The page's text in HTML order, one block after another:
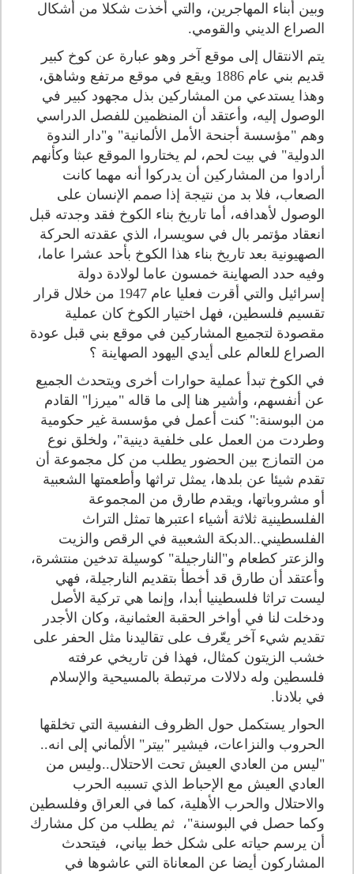
وبين أبناء المهاجرين، والتي أخذت شكلا من أشكال
الصراع الديني والقومي.
يتم الانتقال إلى موقع آخر وهو عبارة عن كوخ كبير
قديم بني عام 1886 ويقع في موقع مرتفع وشاهق،
وهذا يستدعي من المشاركين بذل مجهود كبير في
الوصول إليه، وأعتقد أن المنظمين للفصل الدراسي
وهم "مؤسسة أجنحة الأمل الألمانية" و"دار الندوة
الدولية" في بيت لحم، لم يختاروا الموقع عبثا وكأنهم
أرادوا من المشاركين أن يدركوا أنه مهما كانت
الصعاب، فلا بد من نتيجة إذا صمم الإنسان على
الوصول لأهدافه، أما تاريخ بناء الكوخ فقد وجدته قبل
انعقاد مؤتمر بال في سويسرا، الذي عقدته الحركة
الصهيونية بعد تاريخ بناء هذا الكوخ بأحد عشرا عاما،
وفيه حدد الصهاينة خمسون عاما لولادة دولة
إسرائيل والتي أقرت فعليا عام 1947 من خلال قرار
تقسيم فلسطين، فهل اختيار الكوخ كان عملية
مقصودة لتجميع المشاركين في موقع بني قبل عودة
الصراع للعالم على أيدي اليهود الصهاينة ؟
في الكوخ تبدأ عملية حوارات أخرى ويتحدث الجميع
عن أنفسهم، وأشير هنا إلى ما قاله "ميرزا" القادم
من البوسنة:" كنت أعمل في مؤسسة غير حكومية
وطردت من العمل على خلفية دينية"، ولخلق نوع
من التمازج بين الحضور يطلب من كل مجموعة أن
تقدم شيئا عن بلدها، يمثل تراثها وأطعمتها الشعبية
أو مشروباتها، ويقدم طارق من المجموعة
الفلسطينية ثلاثة أشياء اعتبرها تمثل التراث
الفلسطيني..الدبكة الشعبية في الرقص والزيت
والزعتر كطعام و"النارجيلة" كوسيلة تدخين منتشرة،
وأعتقد أن طارق قد أخطأ بتقديم النارجيلة، فهي
ليست تراثا فلسطينيا أبدا، وإنما هي تركية الأصل
ودخلت لنا في أواخر الحقبة العثمانية، وكان الأجدر
تقديم شيء آخر يعّرف على تقاليدنا مثل الحفر على
خشب الزيتون كمثال، فهذا فن تاريخي عرفته
فلسطين وله دلالات مرتبطة بالمسيحية والإسلام
في بلادنا.
الحوار يستكمل حول الظروف النفسية التي تخلقها
الحروب والنزاعات، فيشير "بيتر" الألماني إلى انه..
"ليس من العادي العيش تحت الاحتلال..وليس من
العادي العيش مع الإحباط الذي تسببه الحرب
والاحتلال والحرب الأهلية، كما في العراق وفلسطين
وكما حصل في البوسنة"، ثم يطلب من كل مشارك
أن يرسم حياته على شكل خط بياني، فيتحدث
المشاركون أيضا عن المعاناة التي عاشوها في